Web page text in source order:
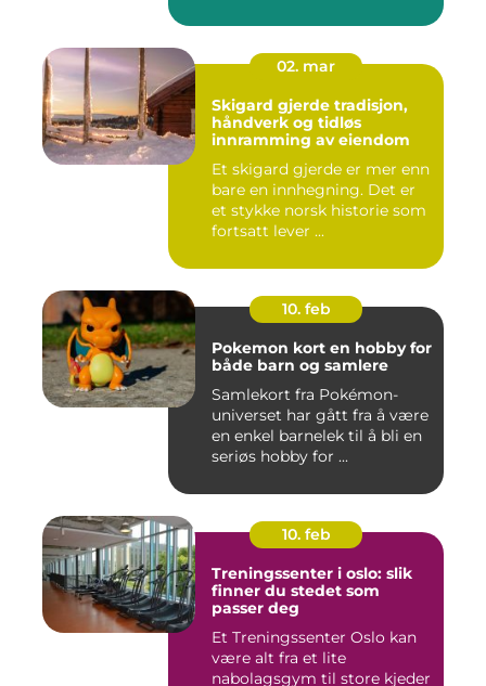
02. mar
Skigard gjerde tradisjon,
håndverk og tidløs
innramming av eiendom
Et skigard gjerde er mer enn
bare en innhegning. Det er
et stykke norsk historie som
fortsatt lever ...
10. feb
Pokemon kort en hobby for
både barn og samlere
Samlekort fra Pokémon-
universet har gått fra å være
en enkel barnelek til å bli en
seriøs hobby for ...
10. feb
Treningssenter i oslo: slik
finner du stedet som
passer deg
Et Treningssenter Oslo kan
være alt fra et lite
nabolagsgym til store kjeder